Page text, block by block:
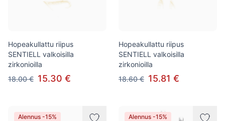
Hopeakullattu riipus
SENTIELL valkoisilla
zirkonioilla
18.00 € 15.30 €
Hopeakullattu riipus
SENTIELL valkoisilla
zirkonioilla
18.60 € 15.81 €
Alennus -15% Alennus -15%